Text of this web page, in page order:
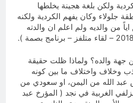
ولكن بلغة هجينة يخلطها
جلولاء وكان يفهم الكردية ولكنه
اياً من والديه ولم اعلم ان والدته
جهة والده؟ ولماذا ظلت حقيقة
وخلاف واختلاف ما بين كونه
عبد الله من اليمن، او سعودي من
الغربية في نجد ( المؤرخ عبد